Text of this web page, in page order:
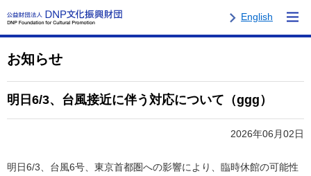
English
お知らせ
明日6/3、台風接近に伴う対応について（ggg）
2026年06月02日
明日6/3、台風6号、東京首都圏への影響により、臨時休館の可能性